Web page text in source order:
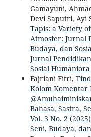
Gamayuni,
Devi Saputri, Ayi
Tapis: a Variety
Atmosfer: Jurnal
Budaya, dan
Jurnal
Sosial Humaniora
Fajriani Fitri,
Kolom Komentar
Bahasa, Sastra,
Vol. 3 No. 2
Seni, Budaya,